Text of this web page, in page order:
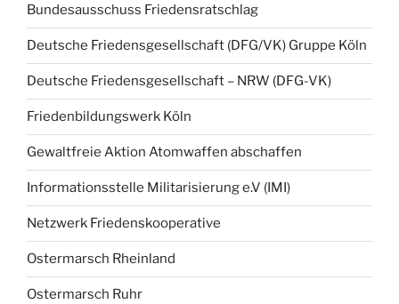
Bundesausschuss Friedensratschlag
Deutsche Friedensgesellschaft (DFG/VK) Gruppe Köln
Deutsche Friedensgesellschaft – NRW (DFG-VK)
Friedenbildungswerk Köln
Gewaltfreie Aktion Atomwaffen abschaffen
Informationsstelle Militarisierung e.V (IMI)
Netzwerk Friedenskooperative
Ostermarsch Rheinland
Ostermarsch Ruhr